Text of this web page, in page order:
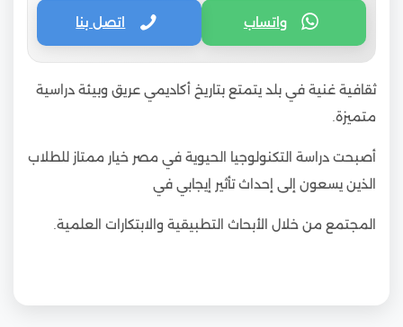
واتساب اتصل بنا
ثقافية غنية في بلد يتمتع بتاريخ أكاديمي عريق وبيئة دراسية
متميزة.
أصبحت دراسة التكنولوجيا الحيوية في مصر خيار ممتاز للطلاب
الذين يسعون إلى إحداث تأثير إيجابي في
المجتمع من خلال الأبحاث التطبيقية والابتكارات العلمية.